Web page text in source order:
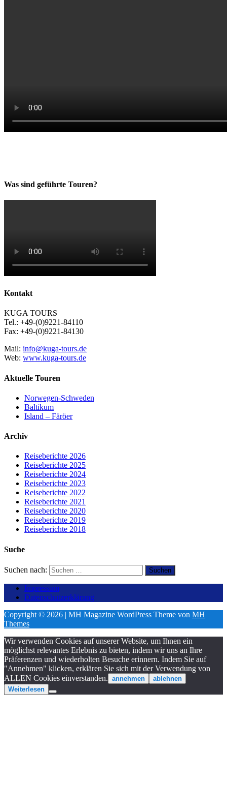
Was sind geführte Touren?
Kontakt
KUGA TOURS
Tel.: +49-(0)9221-84110
Fax: +49-(0)9221-84130
Mail: info@kuga-tours.de
Web: www.kuga-tours.de
Aktuelle Touren
Norwegen-Schweden
Baltikum
Island – Färöer
Archiv
Reiseberichte 2026
Reiseberichte 2025
Reiseberichte 2024
Reiseberichte 2023
Reiseberichte 2022
Reiseberichte 2021
Reiseberichte 2020
Reiseberichte 2019
Reiseberichte 2018
Suche
Suchen nach:
Impressum
Datenschutzerklärung
Copyright © 2026 | MH Magazine WordPress Theme von MH
Themes
Wir verwenden Cookies auf unserer Website, um Ihnen ein
möglichst relevantes Erlebnis zu bieten, indem wir uns an Ihre
Präferenzen und wiederholten Besuche erinnern. Indem Sie auf
"Annehmen" klicken, erklären Sie sich mit der Verwendung von
ALLEN Cookies einverstanden. annehmen
ablehnen
Weiterlesen